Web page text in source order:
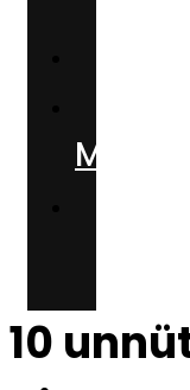
Media
10